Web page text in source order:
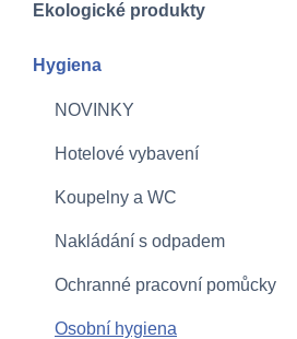
Ekologické produkty
Hygiena
NOVINKY
Hotelové vybavení
Koupelny a WC
Nakládání s odpadem
Ochranné pracovní pomůcky
Osobní hygiena